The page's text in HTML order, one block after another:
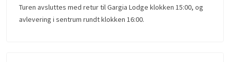
Turen avsluttes med retur til Gargia Lodge klokken 15:00, og
avlevering i sentrum rundt klokken 16:00.